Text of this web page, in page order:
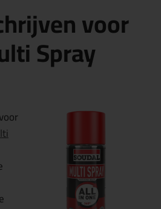
voor
Spray